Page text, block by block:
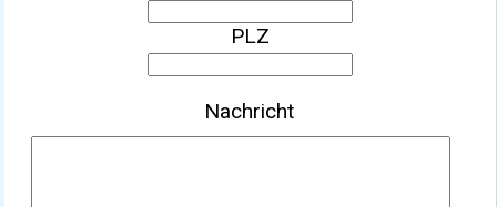
PLZ
Nachricht